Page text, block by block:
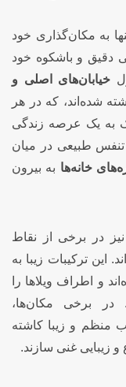
به مکان‌گذاری خود
دقیق و باشکوه خود
خیابان‌های اصلی و
شده‌اند، که در هر
به یک عرصه زندگی
طبیعی در میان
خانه‌ها به بیرون
نیز در برخی از نقاط
این ترکیبات زیبا به
و اطراف ویلاها را
در برخی مکان‌ها،
منظم و زیبا کاشته
زیبایی غنی سازند.